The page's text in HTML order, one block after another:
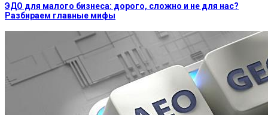
ЭДО для малого бизнеса: дорого, сложно и не для нас?
Разбираем главные мифы